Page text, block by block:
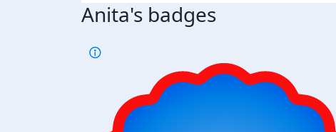
Anita's badges